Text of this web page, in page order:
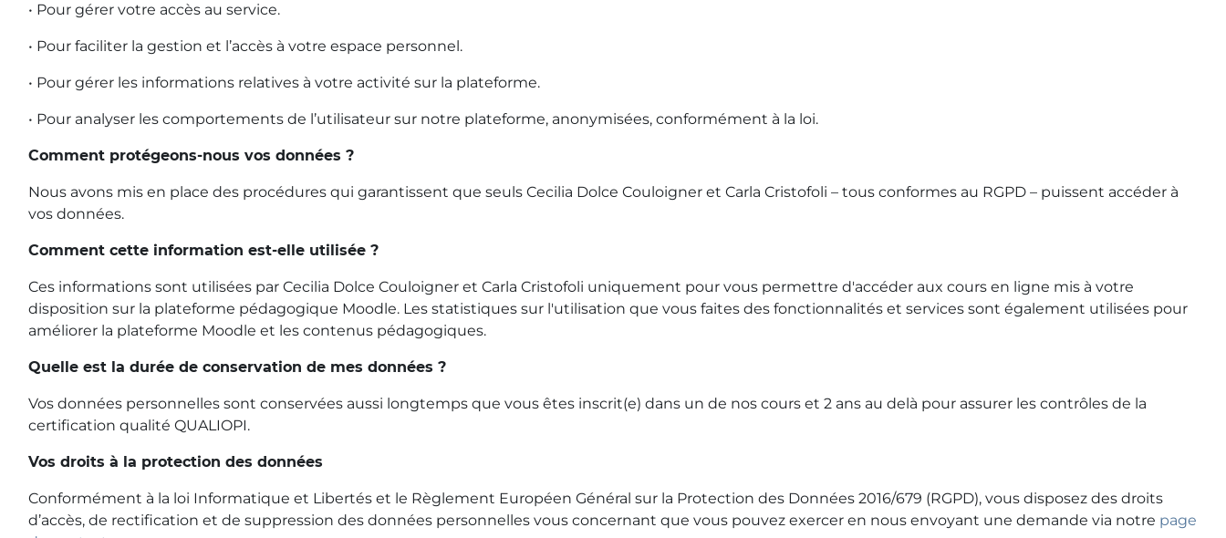
• Pour gérer votre accès au service.
• Pour faciliter la gestion et l’accès à votre espace personnel.
• Pour gérer les informations relatives à votre activité sur la plateforme.
• Pour analyser les comportements de l’utilisateur sur notre plateforme, anonymisées, conformément à la loi.
Comment protégeons-nous vos données ?
Nous avons mis en place des procédures qui garantissent que seuls Cecilia Dolce Couloigner et Carla Cristofoli – tous conformes au RGPD – puissent accéder à
vos données.
Comment cette information est-elle utilisée ?
Ces informations sont utilisées par Cecilia Dolce Couloigner et Carla Cristofoli uniquement pour vous permettre d'accéder aux cours en ligne mis à votre
disposition sur la plateforme pédagogique Moodle. Les statistiques sur l'utilisation que vous faites des fonctionnalités et services sont également utilisées pour
améliorer la plateforme Moodle et les contenus pédagogiques.
Quelle est la durée de conservation de mes données ?
Vos données personnelles sont conservées aussi longtemps que vous êtes inscrit(e) dans un de nos cours et 2 ans au delà pour assurer les contrôles de la
certification qualité QUALIOPI.
Vos droits à la protection des données
Conformément à la loi Informatique et Libertés et le Règlement Européen Général sur la Protection des Données 2016/679 (RGPD), vous disposez des droits
d’accès, de rectification et de suppression des données personnelles vous concernant que vous pouvez exercer en nous envoyant une demande via notre page